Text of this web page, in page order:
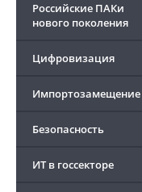
Российские ПАКи
нового поколения
Цифровизация
Импортозамещение
Безопасность
ИТ в госсекторе